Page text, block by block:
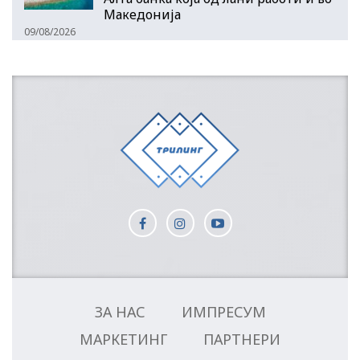
Македонија
09/08/2026
ЗА НАС
ИМПРЕСУМ
МАРКЕТИНГ
ПАРТНЕРИ